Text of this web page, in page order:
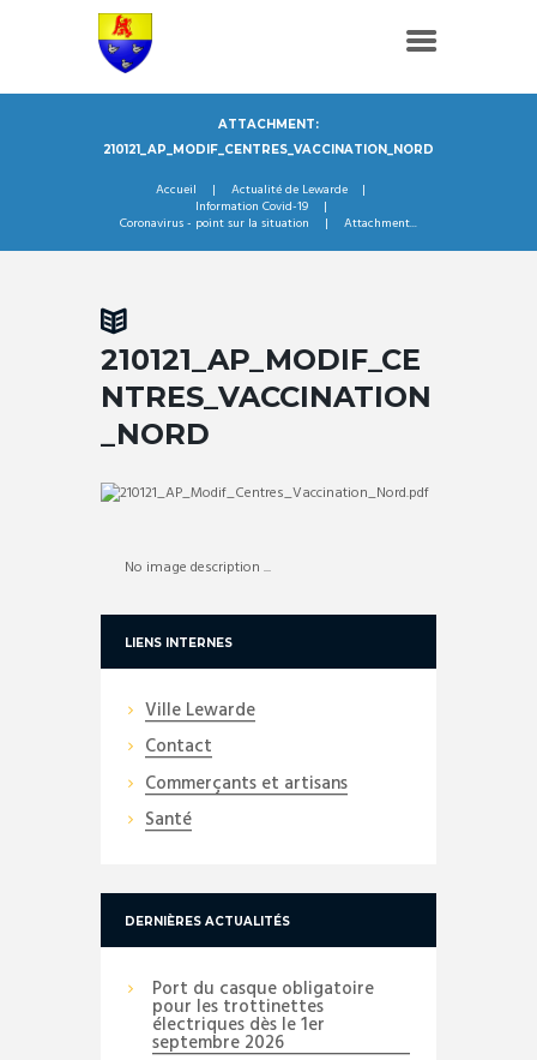
ATTACHMENT:
210121_AP_MODIF_CENTRES_VACCINATION_NORD
Accueil
Actualité de Lewarde
Information Covid-19
Coronavirus - point sur la situation
Attachment...
210121_AP_MODIF_CE
NTRES_VACCINATION
_NORD
No image description ...
LIENS INTERNES
Ville Lewarde
Contact
Commerçants et artisans
Santé
DERNIÈRES ACTUALITÉS
Port du casque obligatoire
pour les trottinettes
électriques dès le 1er
septembre 2026